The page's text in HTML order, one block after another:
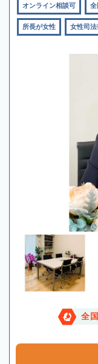
オンライン相談可 全
所長が女性 女性司
全